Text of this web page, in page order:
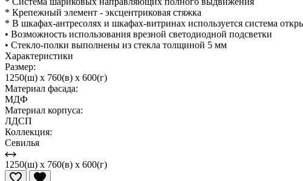
* Крепежный элемент - эксцентриковая стяжка
* В шкафах-антресолях и шкафах-витринах используется система
• Возможность использования врезной светодиодной подсветки
• Стекло-полки выполнены из стекла толщиной 5 мм
Характеристики
Размер:
1250(ш) x 760(в) x 600(г)
Материал фасада:
МДФ
Материал корпуса:
ЛДСП
Коллекция:
Севилья
1250(ш) x 760(в) x 600(г)